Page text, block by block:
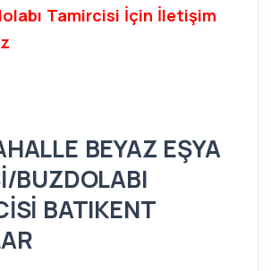
Tamircisi İçin İletişim
BEYAZ EŞYA
BUZDOLABI
BATIKENT